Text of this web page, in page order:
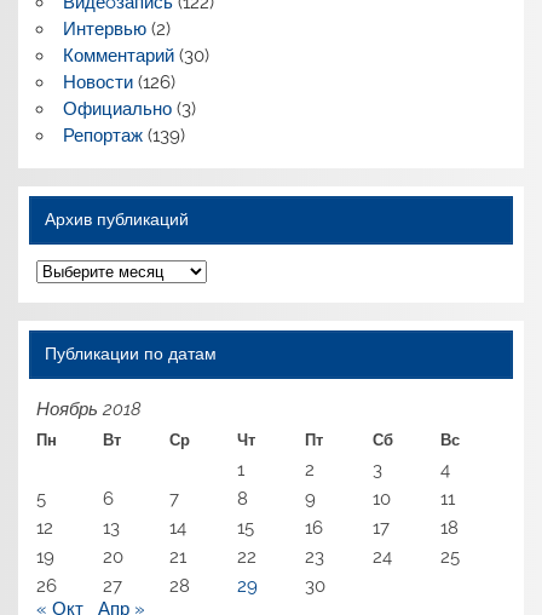
Интервью(2)
Комментарий(30)
Новости(126)
Официально(3)
Репортаж(139)
Архив публикаций
Архив
публикаций
Публикации по датам
Ноябрь 2018
Пн Вт Ср Чт Пт Сб Вс
1 2 3
4
5
6 7 8 9 10
11
12
13 14 15 16 17
18
19
20 21 22 23 24
25
26
27 28 29
30
« Окт
Апр »